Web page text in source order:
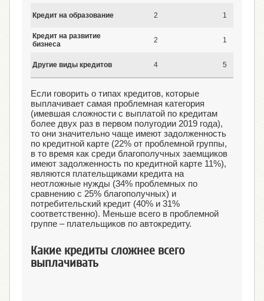
Кредит на образование 2 1
Кредит на развитие
бизнеса
2 1
Другие виды кредитов 4 5
Если говорить о типах кредитов, которые
выплачивает самая проблемная категория
(имевшая сложности с выплатой по кредитам
более двух раз в первом полугодии 2019 года),
то они значительно чаще имеют задолженность
по кредитной карте (22% от проблемной группы,
в то время как среди благополучных заемщиков
имеют задолженность по кредитной карте 11%),
являются плательщиками кредита на
неотложные нужды (34% проблемных по
сравнению с 25% благополучных) и
потребительский кредит (40% и 31%
соответственно). Меньше всего в проблемной
группе – плательщиков по автокредиту.
Какие кредиты сложнее всего
выплачивать